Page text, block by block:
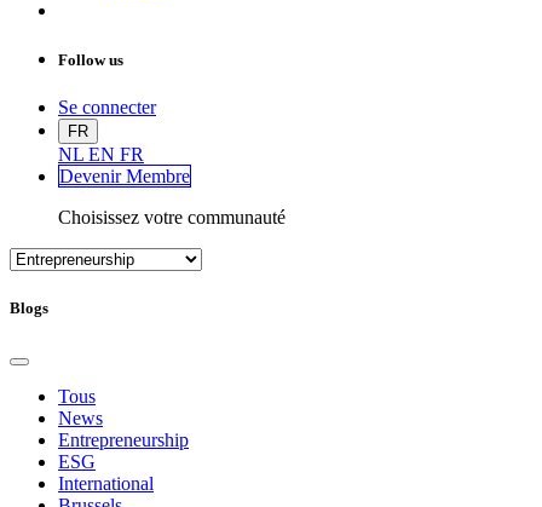
Follow us
Se connecter
FR
NL EN FR
Devenir Membre
Choisissez votre communauté
Blogs
Tous
News
Entrepreneurship
ESG
International